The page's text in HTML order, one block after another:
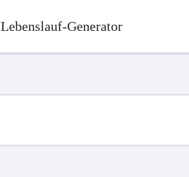
Lebenslauf-Generator